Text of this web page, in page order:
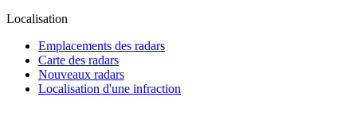
Localisation
Emplacements des radars
Carte des radars
Nouveaux radars
Localisation d'une infraction